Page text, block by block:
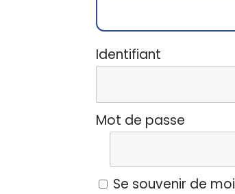
Identifiant
Mot de passe
Se souvenir de moi